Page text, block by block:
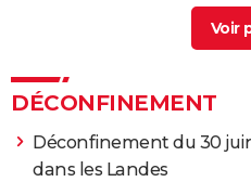
Résiliation carte cinéma>
Test pcr sans carte vitale
DÉCONFINEMENT
Déconfinement du 30
dans les Landes